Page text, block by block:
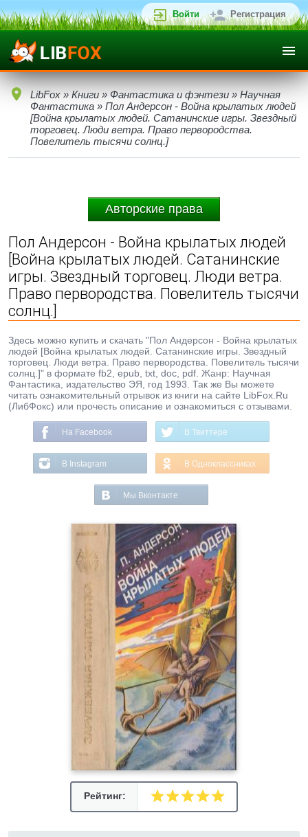
Войти Регистрация
LibFox » Книги » Фантастика и фэнтези » Научная
Фантастика » Пол Андерсон - Война крылатых людей
[Война крылатых людей. Сатанинские игры. Звездный
торговец. Люди ветра. Право первородства.
Повелитель тысячи солнц.]
Авторские права
Пол Андерсон - Война крылатых людей
[Война крылатых людей. Сатанинские
игры. Звездный торговец. Люди ветра.
Право первородства. Повелитель тысячи
солнц.]
Здесь можно купить и скачать "Пол Андерсон - Война крылатых
людей [Война крылатых людей. Сатанинские игры. Звездный
торговец. Люди ветра. Право первородства. Повелитель тысячи
солнц.]" в формате fb2, epub, txt, doc, pdf. Жанр: Научная
Фантастика, издательство ЭЯ, год 1993. Так же Вы можете
читать ознакомительный отрывок из книги на сайте LibFox.Ru
(ЛибФокс) или прочесть описание и ознакомиться с отзывами.
На Facebook В Твиттере
В Instagram В Одноклассниках
Мы Вконтакте
Рейтинг: